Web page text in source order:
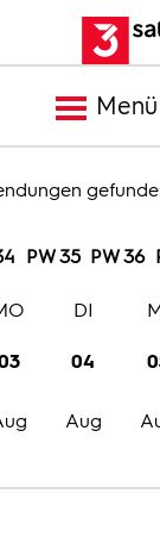
Menü
Trailer
Bilder
PW 35 PW 36
04
Aug
DI